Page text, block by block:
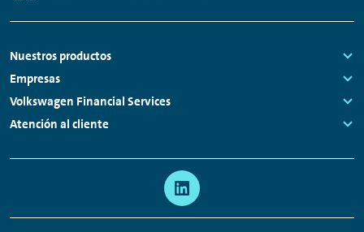
Footer
Nuestros productos
Links:
Empresas
Links:
Volkswagen Financial Services
Links:
Atención al cliente
redes